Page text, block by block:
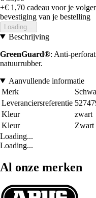
+€ 1,70 cadeau voor je
bevestiging van je bestelling
Loading...
Beschrijving
GreenGuard®: Anti-
natuurrubber.
Aanvullende informatie
Merk
Leveranciersreferentie
Kleur
zwart
Kleur
Zwart
Loading...
Loading...
Al onze merken